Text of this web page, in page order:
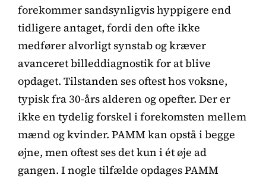
forekommer sandsynligvis hyppigere end
tidligere antaget, fordi den ofte ikke
medfører alvorligt synstab og kræver
avanceret billeddiagnostik for at blive
opdaget. Tilstanden ses oftest hos voksne,
typisk fra 30-års alderen og opefter. Der er
ikke en tydelig forskel i forekomsten mellem
mænd og kvinder. PAMM kan opstå i begge
øjne, men oftest ses det kun i ét øje ad
gangen. I nogle tilfælde opdages PAMM